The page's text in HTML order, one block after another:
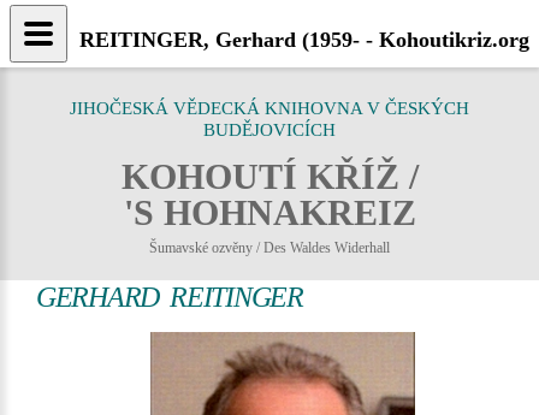
JIHOČESKÁ VĚDECKÁ KNIHOVNA V ČESKÝCH
BUDĚJOVICÍCH
KOHOUTÍ KŘÍŽ /
'S HOHNAKREIZ
Šumavské ozvěny / Des Waldes Widerhall
GERHARD REITINGER
REITINGER, Gerhard (1959- - Kohoutikriz.org